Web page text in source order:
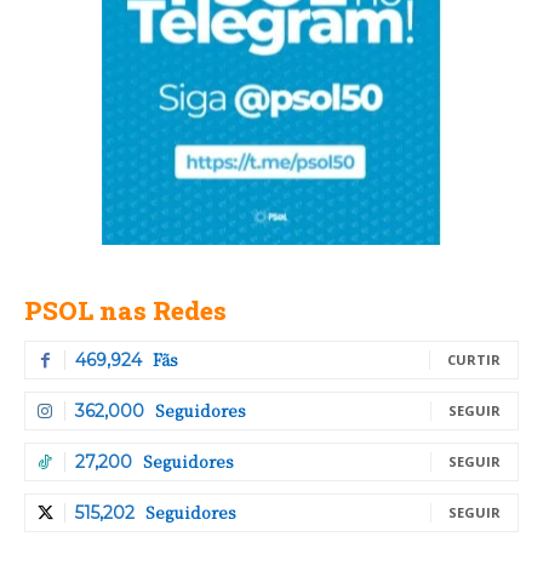
PSOL nas Redes
469,924 Fãs CURTIR
362,000 Seguidores SEGUIR
27,200 Seguidores SEGUIR
515,202 Seguidores SEGUIR